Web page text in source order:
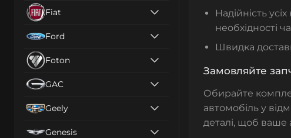
Fiat
Ford
Foton
GAC
Geely
Genesis
Надійність
необхідності
Швидка
Замовляйте
Обирайте
автомобіль у
деталі, щоб ваше